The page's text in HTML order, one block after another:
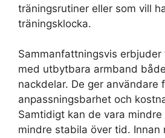
träningsrutiner eller som vill
träningsklocka.
Sammanfattningsvis erbjuder
med utbytbara armband
nackdelar. De ger användare
anpassningsbarhet och
Samtidigt kan de vara mindre
mindre stabila över tid. Innan